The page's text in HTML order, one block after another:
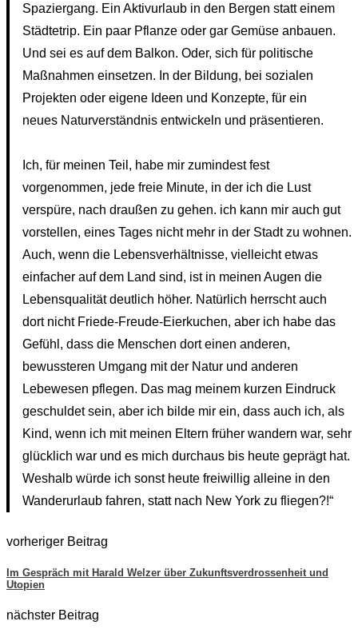
Spaziergang. Ein Aktivurlaub in den Bergen statt einem
Städtetrip. Ein paar Pflanze oder gar Gemüse anbauen.
Und sei es auf dem Balkon. Oder, sich für politische
Maßnahmen einsetzen. In der Bildung, bei sozialen
Projekten oder eigene Ideen und Konzepte, für ein
neues Naturverständnis entwickeln und präsentieren.
Ich, für meinen Teil, habe mir zumindest fest
vorgenommen, jede freie Minute, in der ich die Lust
verspüre, nach draußen zu gehen. ich kann mir auch gut
vorstellen, eines Tages nicht mehr in der Stadt zu wohnen.
Auch, wenn die Lebensverhältnisse, vielleicht etwas
einfacher auf dem Land sind, ist in meinen Augen die
Lebensqualität deutlich höher. Natürlich herrscht auch
dort nicht Friede-Freude-Eierkuchen, aber ich habe das
Gefühl, dass die Menschen dort einen anderen,
bewussteren Umgang mit der Natur und anderen
Lebewesen pflegen. Das mag meinem kurzen Eindruck
geschuldet sein, aber ich bilde mir ein, dass auch ich, als
Kind, wenn ich mit meinen Eltern früher wandern war, sehr
glücklich war und es mich durchaus bis heute geprägt hat.
Weshalb würde ich sonst heute freiwillig alleine in den
Wanderurlaub fahren, statt nach New York zu fliegen?!“
vorheriger Beitrag
Im Gespräch mit Harald Welzer über Zukunftsverdrossenheit und
Utopien
nächster Beitrag